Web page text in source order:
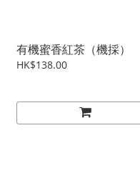
有機蜜香紅茶（機採）
HK$138.00